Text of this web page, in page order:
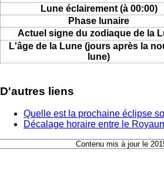
Lune éclairement (à 00:00)
Phase lunaire
Actuel signe du zodiaque de la
L'âge de la Lune (jours après la
lune)
D'autres liens
Quelle est la prochaine éclipse
Décalage horaire entre le
Contenu mis à jour le